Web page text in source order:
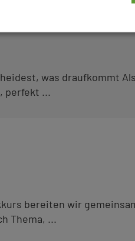
was draufkommt
perfekt ...
bereiten wir
Thema, ...